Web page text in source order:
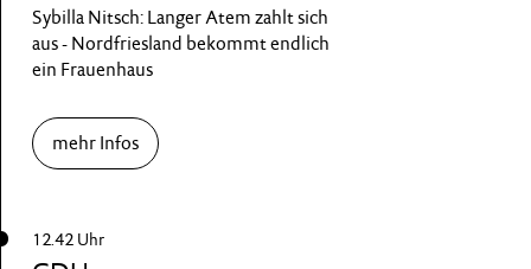
Sybilla Nitsch: Langer Atem zahlt sich
aus - Nordfriesland bekommt endlich
ein Frauenhaus
mehr Infos
12.42 Uhr